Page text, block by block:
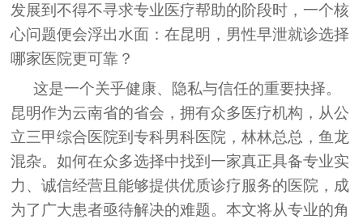
发展到不得不寻求专业医疗帮助的阶段时，一个核
心问题便会浮出水面：在昆明，男性早泄就诊选择
哪家医院更可靠？
这是一个关乎健康、隐私与信任的重要抉择。
昆明作为云南省的省会，拥有众多医疗机构，从公
立三甲综合医院到专科男科医院，林林总总，鱼龙
混杂。如何在众多选择中找到一家真正具备专业实
力、诚信经营且能够提供优质诊疗服务的医院，成
为了广大患者亟待解决的难题。本文将从专业的角